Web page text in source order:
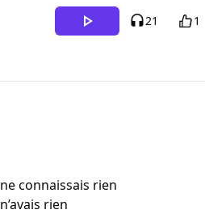
21
1
connaissais rien
rien